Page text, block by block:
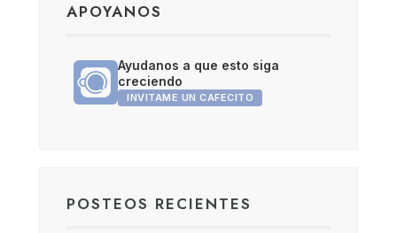
APOYANOS
Ayudanos a que esto siga
creciendo
INVITAME UN CAFECITO
POSTEOS RECIENTES